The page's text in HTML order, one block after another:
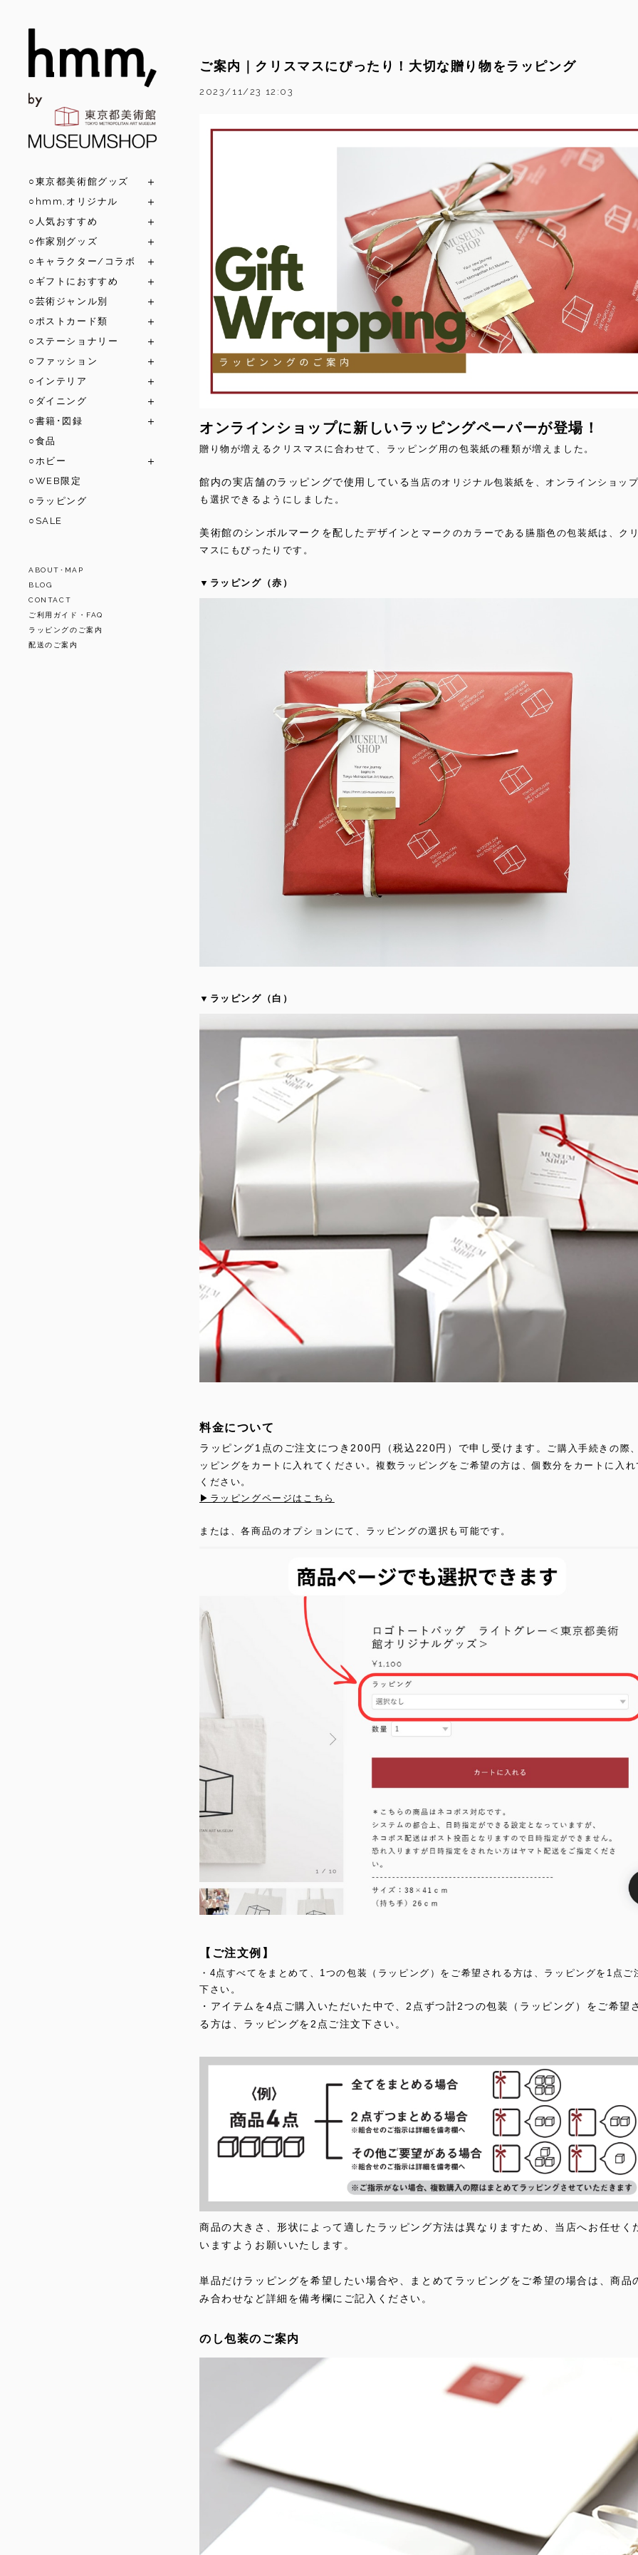
○東京都美術館グッズ
○hmm,オリジナル
○人気おすすめ
○作家別グッズ
○キャラクター/コラボ
○ギフトにおすすめ
○芸術ジャンル別
○ポストカード類
○ステーショナリー
○ファッション
○インテリア
○ダイニング
○書籍･図録
○食品
○ホビー
○WEB限定
○ラッピング
○SALE
ABOUT･MAP
BLOG
CONTACT
ご利用ガイド・FAQ
ラッピングのご案内
配送のご案内
ご案内｜クリスマスにぴったり！大切な贈り物をラッピング
2023/11/23 12:03
オンラインショップに新しいラッピングペーパーが登場！
贈り物が増えるクリスマスに合わせて、ラッピング用の包装紙の種類が増えました。
館内の実店舗のラッピングで使用している 当店のオリジナル包装紙を、オンラインショッ
も選択できるようにしました。
美術館のシンボルマークを配したデザインと マークのカラーである臙脂色の包装紙は、ク
マスにもぴったりです。
▼ラッピング（赤）
▼ラッピング（白）
料金について
ラッピング1点のご注文につき200円（税込220円）で申し受けます。 ご購入手続きの際
ッピングをカートに入れてください。複数ラッピングをご希望の方は、個数分をカートに入れ
ください。
▶ラッピングページはこちら
または、各商品のオプションにて、ラッピングの選択も可能です。
【ご注文例】
・4点すべてをまとめて、1つの包装（ラッピング）をご希望される方は、ラッピングを1点ご
下さい。
・アイテムを4点ご購入いただいた中で、2点ずつ計2つの包装（ラッピング）をご希望
る方は、ラッピングを2点ご注文下さい。
商品の大きさ、形状によって適したラッピング方法は異なりますため、当店へお任せく
いますようお願いいたします。
単品だけラッピングを希望したい場合や、まとめてラッピングをご希望の場合は、商品
み合わせなど詳細を備考欄にご記入ください。
のし包装のご案内